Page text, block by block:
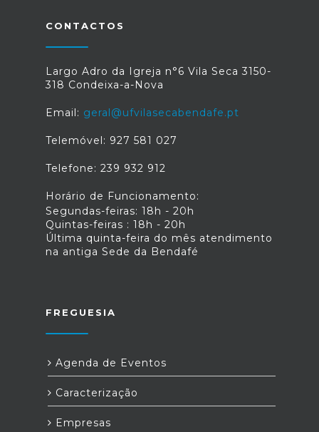
CONTACTOS
Largo Adro da Igreja n°6 Vila Seca 3150-
318 Condeixa-a-Nova
Email: geral@ufvilasecabendafe.pt
Telemóvel: 927 581 027
Telefone: 239 932 912
Horário de Funcionamento:
Segundas-feiras: 18h - 20h
Quintas-feiras : 18h - 20h
Última quinta-feira do mês atendimento
na antiga Sede da Bendafé
FREGUESIA
Agenda de Eventos
Caracterização
Empresas